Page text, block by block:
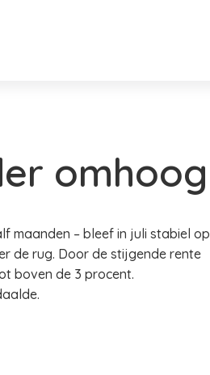
omhoog
maanden – bleef in juli stabiel op
de rug. Door de stijgende rente
boven de 3 procent.